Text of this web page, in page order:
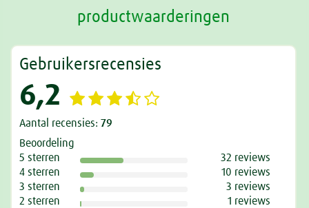
productwaarderingen
Gebruikersrecensies
6,2
Aantal recensies:79
Beoordeling
5 sterren
32 reviews
4 sterren
10 reviews
3 sterren
3 reviews
2 sterren
1 reviews